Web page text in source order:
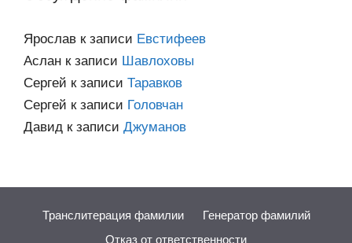
Ярослав к записи Евстифеев
Аслан к записи Шавлоховы
Сергей к записи Таравков
Сергей к записи Головчан
Давид к записи Джуманов
Транслитерация фамилии
Генератор фамилий
Отказ от ответственности